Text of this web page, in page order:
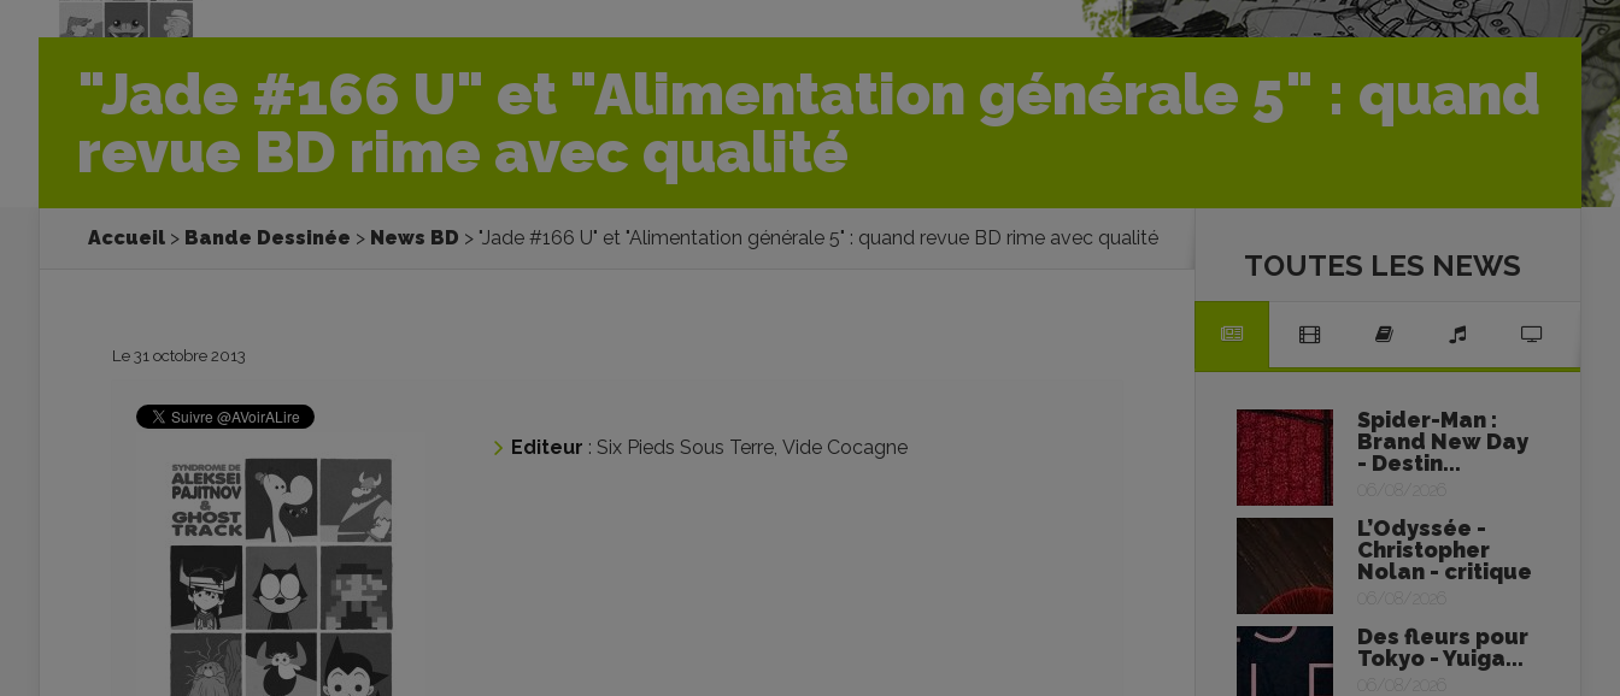
"Jade #166 U" et "Alimentation générale 5" : quand
revue BD rime avec qualité
Accueil Bande Dessinée News BD "Jade #166 U" et "Alimentation générale 5" : quand revue BD rime avec qualité
Le 31 octobre 2013
Editeur : Six Pieds Sous Terre, Vide Cocagne
TOUTES LES NEWS
Spider-Man :
Brand New Day
- Destin...
06/08/2026
L’Odyssée -
Christopher
Nolan - critique
06/08/2026
Des fleurs pour
Tokyo - Yuiga...
06/08/2026